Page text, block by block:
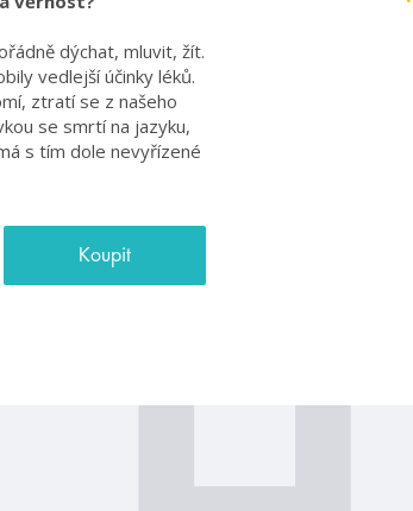
dýchat, mluvit, žít.
vedlejší účinky léků.
ztratí se z našeho
se smrtí na jazyku,
s tím dole nevyřízené
Koupit